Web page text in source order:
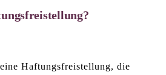
Haftungsfreistellung, die